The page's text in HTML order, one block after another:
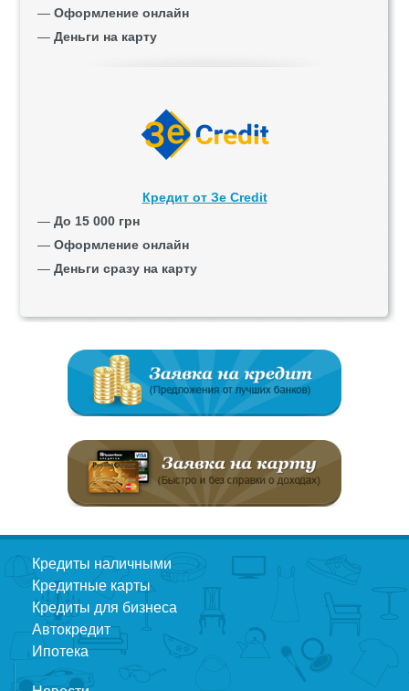
— Оформление онлайн
— Деньги на карту
Кредит от Зе Credit
— До 15 000 грн
— Оформление онлайн
— Деньги сразу на карту
Кредиты наличными
Кредитные карты
Кредиты для бизнеса
Автокредит
Ипотека